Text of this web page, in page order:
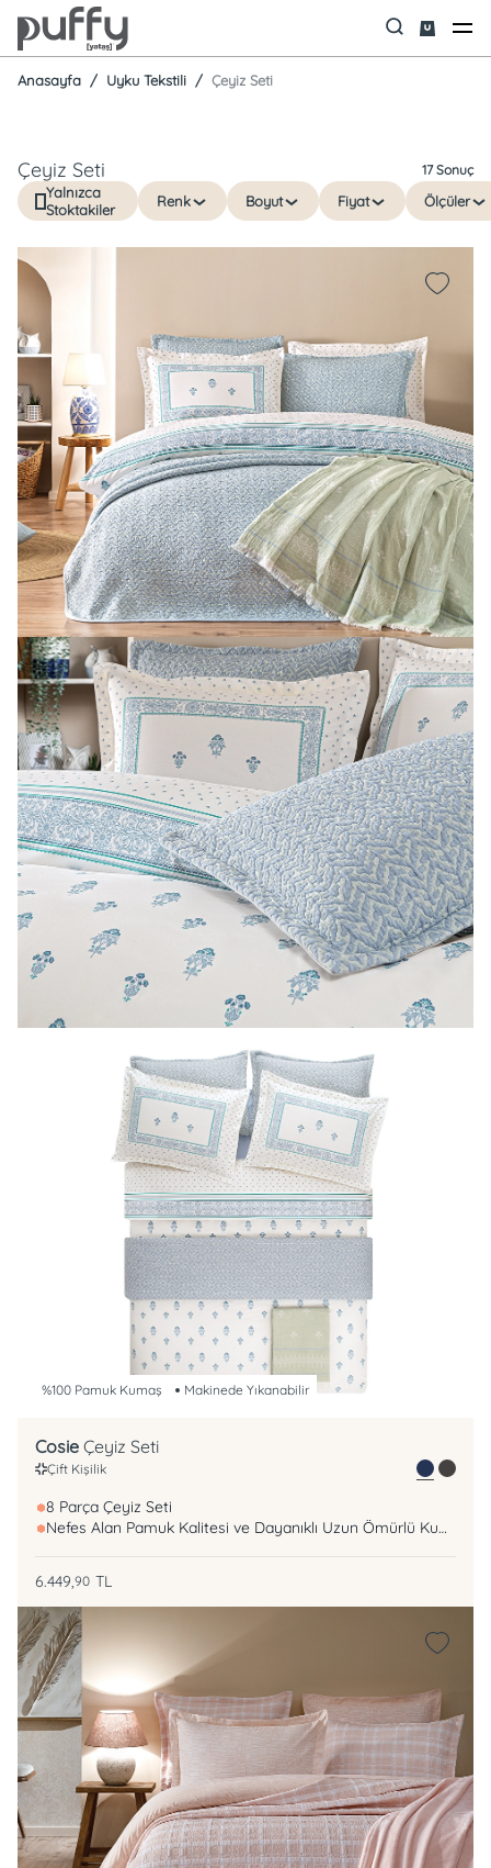
Anasayfa Uyku Tekstili Çeyiz Seti
Çeyiz Seti 17 Sonuç
Yalnızca
Stoktakiler
Renk Boyut Fiyat Ölçüler
%100 Pamuk Kumaş Makinede Yıkanabilir
Cosie Çeyiz Seti
Çift Kişilik
8 Parça Çeyiz Seti
Nefes Alan Pamuk Kalitesi ve Dayanıklı Uzun Ömürlü Kumaş
6.449,90 TL